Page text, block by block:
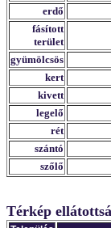
erdő
fásított
terület
gyümölcsös
kert
kivett
legelő
rét
szántó
szőlő
Térkép